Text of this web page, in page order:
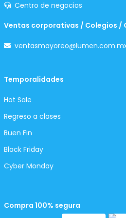
Centro de negocios
Ventas corporativas / Colegios /
Temporalidades
Hot Sale
Regreso a clases
Buen Fin
Black Friday
Cyber Monday
Compra 100% segura